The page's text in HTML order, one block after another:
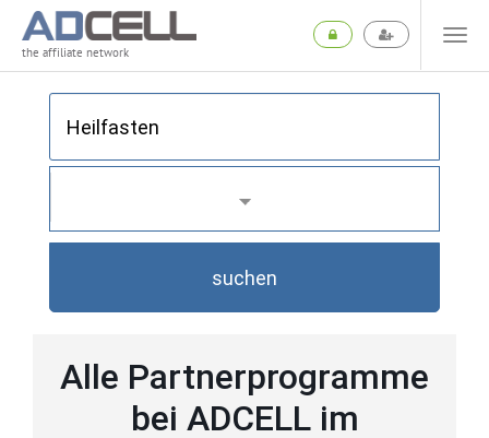
the affiliate network
suchen
Alle Partnerprogramme
bei ADCELL im